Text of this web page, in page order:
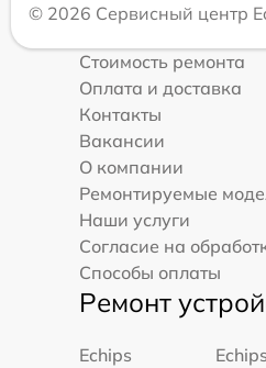
© 2026 Сервисный центр
Стоимость ремонта
Оплата и доставка
Контакты
Вакансии
О компании
Ремонтируемые
Наши услуги
Согласие на
Способы оплаты
Ремонт
Echips